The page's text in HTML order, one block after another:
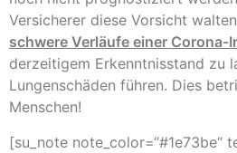
Versicherer diese Vorsicht
schwere Verläufe einer Corona-
derzeitigem Erkenntnisstand zu
Lungenschäden führen. Dies
Menschen!
[su_note note_color=“#1e73be“